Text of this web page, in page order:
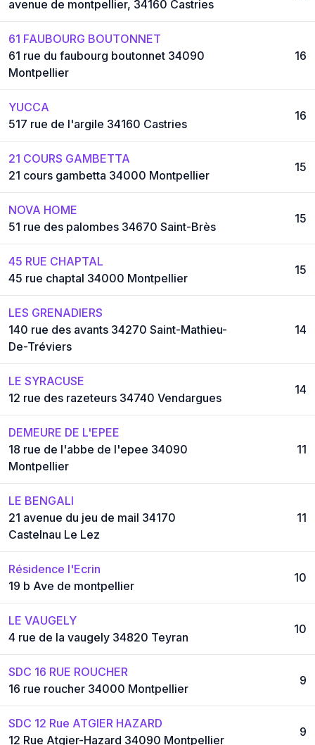
avenue de montpellier, 34160 Castries
61 FAUBOURG BOUTONNET
61 rue du faubourg boutonnet 34090
Montpellier
16
YUCCA
517 rue de l'argile 34160 Castries
16
21 COURS GAMBETTA
21 cours gambetta 34000 Montpellier
15
NOVA HOME
51 rue des palombes 34670 Saint-Brès
15
45 RUE CHAPTAL
45 rue chaptal 34000 Montpellier
15
LES GRENADIERS
140 rue des avants 34270 Saint-Mathieu-
De-Tréviers
14
LE SYRACUSE
12 rue des razeteurs 34740 Vendargues
14
DEMEURE DE L'EPEE
18 rue de l'abbe de l'epee 34090
Montpellier
11
LE BENGALI
21 avenue du jeu de mail 34170
Castelnau Le Lez
11
Résidence l'Ecrin
19 b Ave de montpellier
10
LE VAUGELY
4 rue de la vaugely 34820 Teyran
10
SDC 16 RUE ROUCHER
16 rue roucher 34000 Montpellier
9
SDC 12 Rue ATGIER HAZARD
12 Rue Atgier-Hazard 34090 Montpellier
9